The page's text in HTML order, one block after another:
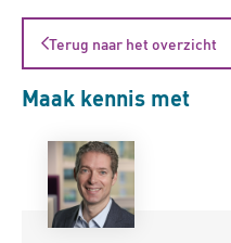
Terug naar het overzicht
Maak kennis met